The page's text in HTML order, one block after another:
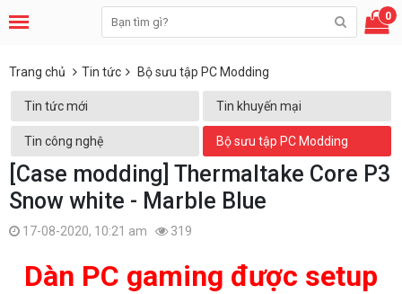
0
Trang chủ Tin tức Bộ sưu tập PC Modding
Tin tức mới Tin khuyến mại
Tin công nghệ Bộ sưu tập PC Modding
[Case modding] Thermaltake Core P3
Snow white - Marble Blue
17-08-2020, 10:21 am 319
Dàn PC gaming được setup